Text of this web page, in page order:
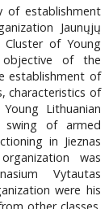
of establishment
Jaunųjų
of Young
objective of the
establishment of
characteristics of
Lithuanian
swing of armed
in Jieznas
was
Vytautas
were his